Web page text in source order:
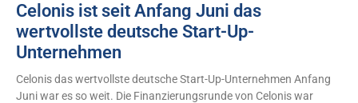
Celonis ist seit Anfang Juni das
wertvollste deutsche Start-Up-
Unternehmen
Celonis das wertvollste deutsche Start-Up-Unternehmen Anfang
Juni war es so weit. Die Finanzierungsrunde von Celonis war